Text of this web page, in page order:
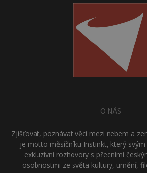
O NÁS
Zjišťovat, poznávat věci mezi nebem a
je motto měsíčníku Instinkt, který
exkluzivní rozhovory s předními
osobnostmi ze světa kultury, umění,